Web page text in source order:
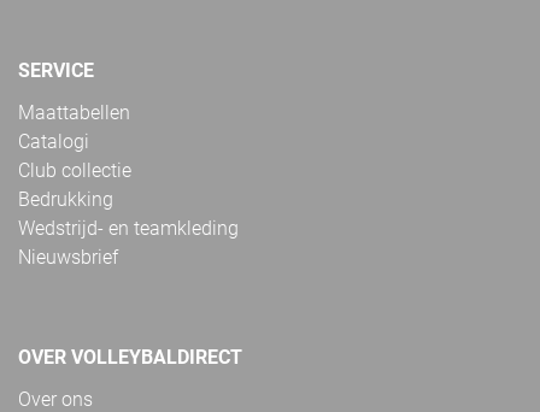
SERVICE
Maattabellen
Catalogi
Club collectie
Bedrukking
Wedstrijd- en teamkleding
Nieuwsbrief
OVER VOLLEYBALDIRECT
Over ons